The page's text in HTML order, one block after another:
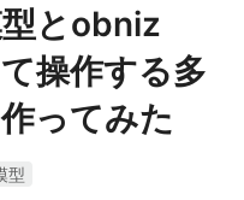
とobniz
操作する多
ってみた
型